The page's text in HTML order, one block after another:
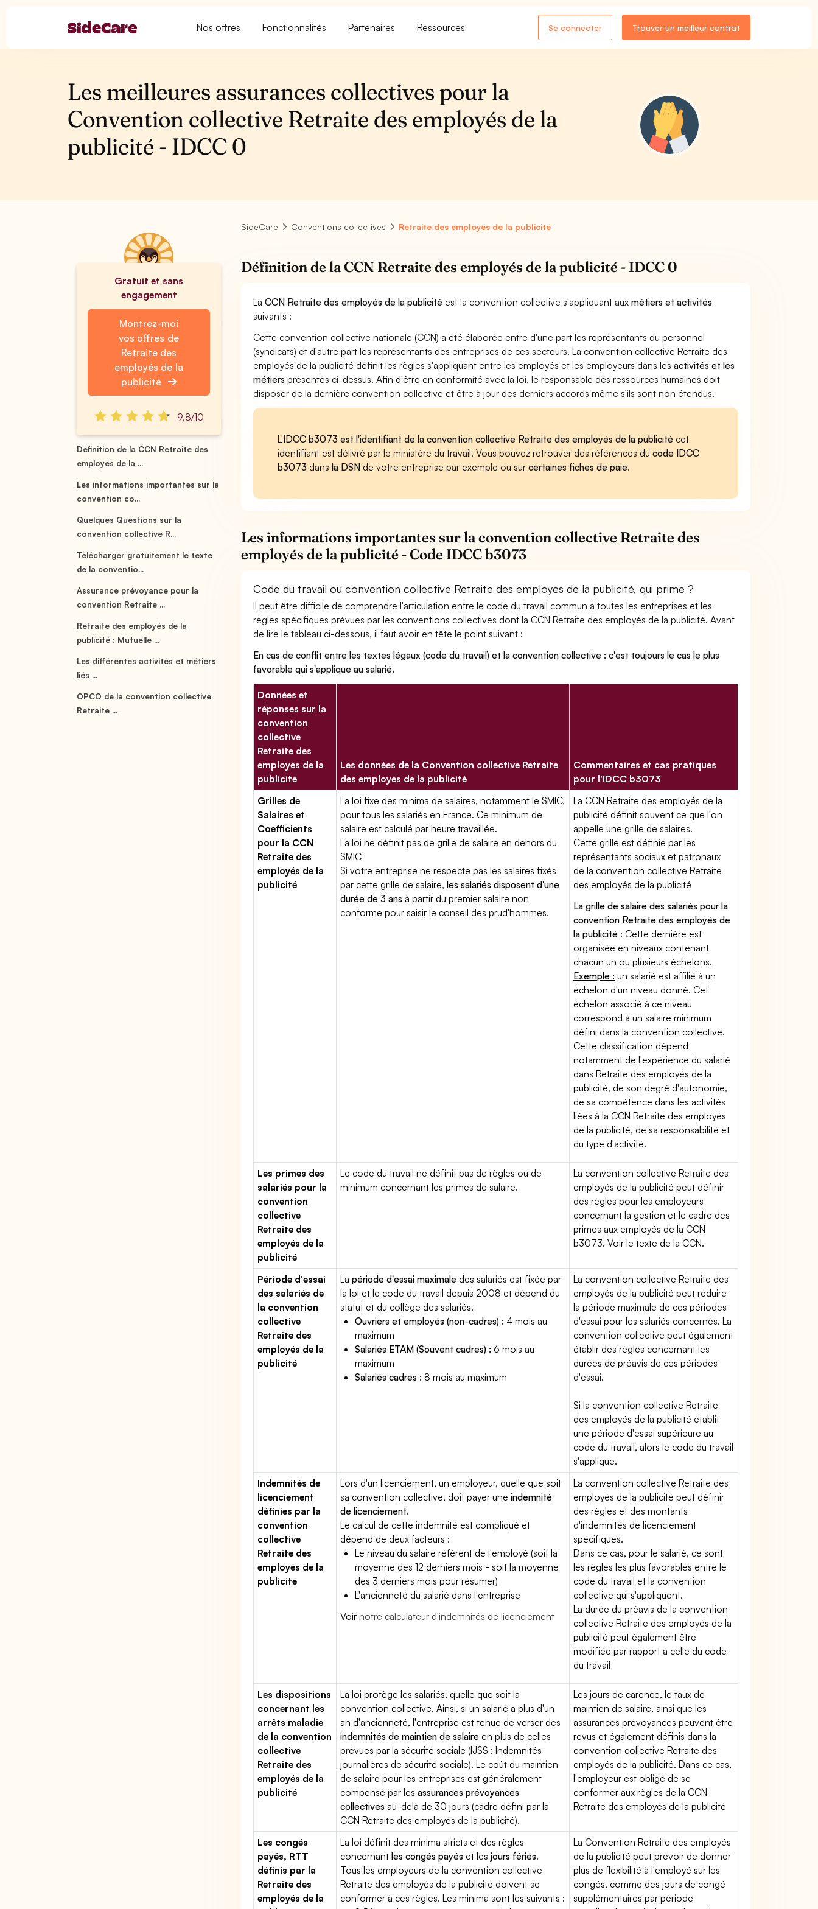
Nos offres Fonctionnalités Partenaires Ressources Se connecter Trouver un meilleur contrat
Les meilleures assurances collectives pour la
Convention collective Retraite des employés de la
publicité - IDCC 0
Gratuit et sans
engagement
Montrez-moi
vos offres de
Retraite des
employés de la
publicité
9,8/10
Définition de la CCN Retraite des
employés de la ...
Les informations importantes sur la
convention co...
Quelques Questions sur la
convention collective R...
Télécharger gratuitement le texte
de la conventio...
Assurance prévoyance pour la
convention Retraite ...
Retraite des employés de la
publicité : Mutuelle ...
Les différentes activités et métiers
liés ...
OPCO de la convention collective
Retraite ...
SideCare Conventions collectives Retraite des employés de la publicité
Définition de la CCN Retraite des employés de la publicité - IDCC 0
LaCCN Retraite des employés de la publicité est la convention collective s'appliquant auxmétiers et activités
suivants :
Cette convention collective nationale (CCN) a été élaborée entre d'une part les représentants du personnel
(syndicats) et d'autre part les représentants des entreprises de ces secteurs. La convention collective Retraite des
employés de la publicité définit les règles s'appliquant entre les employés et les employeurs dans lesactivités et les
métiers présentés ci-dessus. Afin d'être en conformité avec la loi, le responsable des ressources humaines doit
disposer de la dernière convention collective et être à jour des derniers accords même s'ils sont non étendus.
L'IDCC b3073 est l'identifiant de la convention collective Retraite des employés de la publicité cet
identifiant est délivré par le ministère du travail. Vous pouvez retrouver des références ducode IDCC
b3073 dansla DSN de votre entreprise par exemple ou surcertaines fiches de paie.
Les informations importantes sur la convention collective Retraite des
employés de la publicité - Code IDCC b3073
Code du travail ou convention collective Retraite des employés de la publicité, qui prime ?
Il peut être difficile de comprendre l'articulation entre le code du travail commun à toutes les entreprises et les
règles spécifiques prévues par les conventions collectives dont la CCN Retraite des employés de la publicité. Avant
de lire le tableau ci-dessous, il faut avoir en tête le point suivant :
En cas de conflit entre les textes légaux (code du travail) et la convention collective : c'est toujours le cas le plus
favorable qui s'applique au salarié.
Données et
réponses sur la
convention
collective
Retraite des
employés de la
publicité
Les données de la Convention collective Retraite
des employés de la publicité
Commentaires et cas pratiques
pour l'IDCC b3073
Grilles de
Salaires et
Coefficients
pour la CCN
Retraite des
employés de la
publicité
La loi fixe des minima de salaires, notamment le SMIC,
pour tous les salariés en France. Ce minimum de
salaire est calculé par heure travaillée.
La loi ne définit pas de grille de salaire en dehors du
SMIC
Si votre entreprise ne respecte pas les salaires fixés
par cette grille de salaire,les salariés disposent d'une
durée de 3 ans à partir du premier salaire non
conforme pour saisir le conseil des prud'hommes.
La CCN Retraite des employés de la
publicité définit souvent ce que l'on
appelle une grille de salaires.
Cette grille est définie par les
représentants sociaux et patronaux
de la convention collective Retraite
des employés de la publicité
La grille de salaire des salariés pour la
convention Retraite des employés de
la publicité : Cette dernière est
organisée en niveaux contenant
chacun un ou plusieurs échelons.
Exemple : un salarié est affilié à un
échelon d'un niveau donné. Cet
échelon associé à ce niveau
correspond à un salaire minimum
défini dans la convention collective.
Cette classification dépend
notamment de l'expérience du salarié
dans Retraite des employés de la
publicité, de son degré d'autonomie,
de sa compétence dans les activités
liées à la CCN Retraite des employés
de la publicité, de sa responsabilité et
du type d'activité.
Les primes des
salariés pour la
convention
collective
Retraite des
employés de la
publicité
Le code du travail ne définit pas de règles ou de
minimum concernant les primes de salaire.
La convention collective Retraite des
employés de la publicité peut définir
des règles pour les employeurs
concernant la gestion et le cadre des
primes aux employés de la CCN
b3073. Voir le texte de la CCN.
Période d'essai
des salariés de
la convention
collective
Retraite des
employés de la
publicité
Lapériode d'essai maximale des salariés est fixée par
la loi et le code du travail depuis 2008 et dépend du
statut et du collège des salariés.
Ouvriers et employés (non-cadres) : 4 mois au
maximum
Salariés ETAM (Souvent cadres) : 6 mois au
maximum
Salariés cadres : 8 mois au maximum
La convention collective Retraite des
employés de la publicité peut réduire
la période maximale de ces périodes
d'essai pour les salariés concernés. La
convention collective peut également
établir des règles concernant les
durées de préavis de ces périodes
d'essai.
Si la convention collective Retraite
des employés de la publicité établit
une période d'essai supérieure au
code du travail, alors le code du travail
s'applique.
Indemnités de
licenciement
définies par la
convention
collective
Retraite des
employés de la
publicité
Lors d'un licenciement, un employeur, quelle que soit
sa convention collective, doit payer uneindemnité
de licenciement.
Le calcul de cette indemnité est compliqué et
dépend de deux facteurs :
Le niveau du salaire référent de l'employé (soit la
moyenne des 12 derniers mois - soit la moyenne
des 3 derniers mois pour résumer)
L'ancienneté du salarié dans l'entreprise
Voirnotre calculateur d'indemnités de licenciement
La convention collective Retraite des
employés de la publicité peut définir
des règles et des montants
d'indemnités de licenciement
spécifiques.
Dans ce cas, pour le salarié, ce sont
les règles les plus favorables entre le
code du travail et la convention
collective qui s'appliquent.
La durée du préavis de la convention
collective Retraite des employés de la
publicité peut également être
modifiée par rapport à celle du code
du travail
Les dispositions
concernant les
arrêts maladie
de la convention
collective
Retraite des
employés de la
publicité
La loi protège les salariés, quelle que soit la
convention collective. Ainsi, si un salarié a plus d'un
an d'ancienneté, l'entreprise est tenue de verser des
indemnités de maintien de salaire en plus de celles
prévues par la sécurité sociale (IJSS : Indemnités
journalières de sécurité sociale). Le coût du maintien
de salaire pour les entreprises est généralement
compensé par lesassurances prévoyances
collectives au-delà de 30 jours (cadre défini par la
CCN Retraite des employés de la publicité).
Les jours de carence, le taux de
maintien de salaire, ainsi que les
assurances prévoyances peuvent être
revus et également définis dans la
convention collective Retraite des
employés de la publicité. Dans ce cas,
l'employeur est obligé de se
conformer aux règles de la CCN
Retraite des employés de la publicité
Les congés
payés, RTT
définis par la
Retraite des
employés de la
La loi définit des minima stricts et des règles
concernantles congés payés et lesjours fériés.
Tous les employeurs de la convention collective
Retraite des employés de la publicité doivent se
conformer à ces règles. Les minima sont les suivants :
La Convention Retraite des employés
de la publicité peut prévoir de donner
plus de flexibilité à l'employé sur les
congés, comme des jours de congé
supplémentaires par période